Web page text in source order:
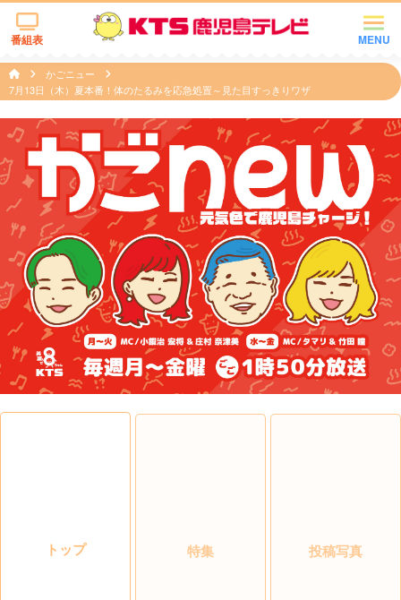
MENU
番組表
かごニュー
7月13日（木）夏本番！体のたるみを応急処置～見た目すっきりワザ
トップ 特集 投稿写真